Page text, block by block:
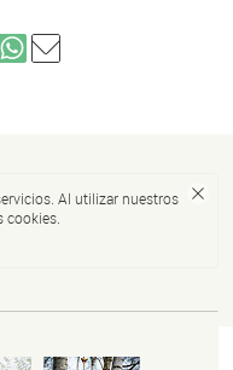
Al utilizar nuestros
cookies.